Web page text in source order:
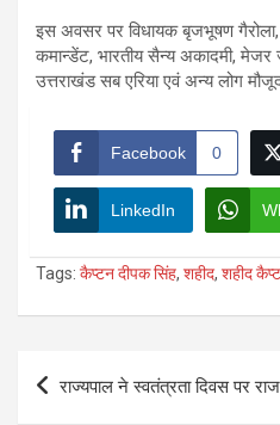
इस अवसर पर विधायक बृजभूषण
कमान्डेंट, भारतीय सैन्य अकादमी,
उत्तराखंड सब एरिया एवं अन्य लोग
Facebook 0
LinkedIn
Tags: कैप्टन दीपक सिंह, शहीद, शहीद
Post
navigation
राज्यपाल ने स्वतंत्रता दिवस पर